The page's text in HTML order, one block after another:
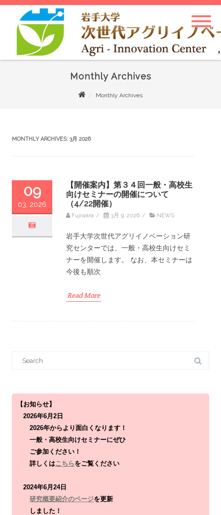
Monthly Archives
Monthly Archives
MONTHLY ARCHIVES: 3月 2026
09
03, 2026
【開催案内】第３４回一般・高校生
向けセミナーの開催について
（4/22開催）
Fujiwara / 3月 9, 2026 / NEWS
岩手大学次世代アグリイノベーション研
究センターでは、一般・高校生向けセミ
ナーを開催します。 なお、本セミナーは
今後も順次
Read More
f
【お知らせ】
2026年6月2日
2026年からより面白くなります！
一般・高校生向けセミナーにぜひ
ご参加ください！
詳しくはこちらをご覧ください
2024年6月24日
研究概要紹介のページを更新
しました！